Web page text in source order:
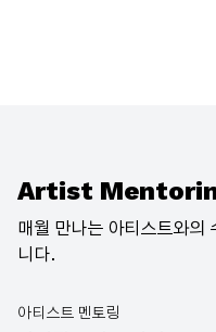
Artist
매월 만나는 아티스트와의
니다.
아티스트 멘토링